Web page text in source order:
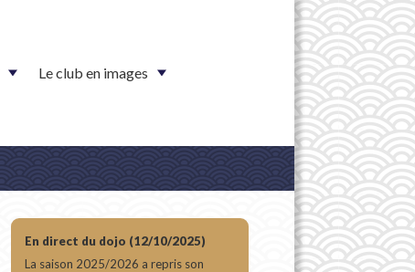
Le club en images
En direct du dojo (12/10/2025)
La saison 2025/2026 a repris son